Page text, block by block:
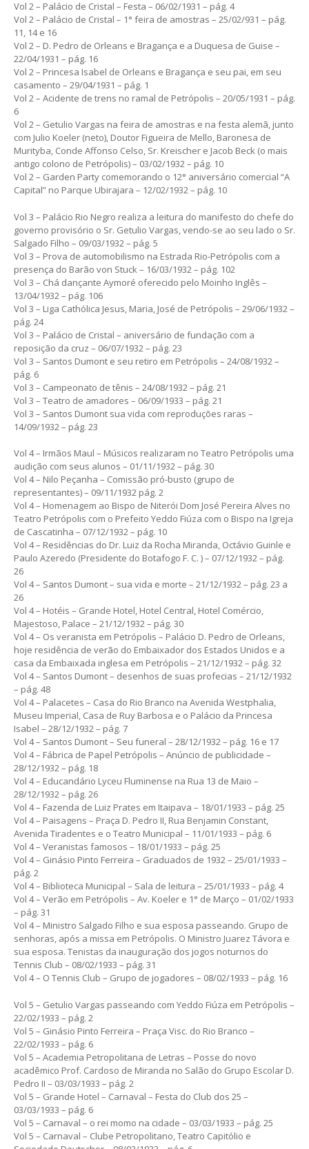
Vol 2 – Palácio de Cristal – Festa – 06/02/1931 – pág. 4
Vol 2 – Palácio de Cristal – 1° feira de amostras – 25/02/931 – pág.
11, 14 e 16
Vol 2 – D. Pedro de Orleans e Bragança e a Duquesa de Guise –
22/04/1931 – pág. 16
Vol 2 – Princesa Isabel de Orleans e Bragança e seu pai, em seu
casamento – 29/04/1931 – pág. 1
Vol 2 – Acidente de trens no ramal de Petrópolis – 20/05/1931 – pág.
6
Vol 2 – Getulio Vargas na feira de amostras e na festa alemã, junto
com Julio Koeler (neto), Doutor Figueira de Mello, Baronesa de
Murityba, Conde Affonso Celso, Sr. Kreischer e Jacob Beck (o mais
antigo colono de Petrópolis) – 03/02/1932 – pág. 10
Vol 2 – Garden Party comemorando o 12° aniversário comercial “A
Capital” no Parque Ubirajara – 12/02/1932 – pág. 10
Vol 3 – Palácio Rio Negro realiza a leitura do manifesto do chefe do
governo provisório o Sr. Getulio Vargas, vendo-se ao seu lado o Sr.
Salgado Filho – 09/03/1932 – pág. 5
Vol 3 – Prova de automobilismo na Estrada Rio-Petrópolis com a
presença do Barão von Stuck – 16/03/1932 – pág. 102
Vol 3 – Chá dançante Aymoré oferecido pelo Moinho Inglês –
13/04/1932 – pág. 106
Vol 3 – Liga Cathólica Jesus, Maria, José de Petrópolis – 29/06/1932 –
pág. 24
Vol 3 – Palácio de Cristal – aniversário de fundação com a
reposição da cruz – 06/07/1932 – pág. 23
Vol 3 – Santos Dumont e seu retiro em Petrópolis – 24/08/1932 –
pág. 6
Vol 3 – Campeonato de tênis – 24/08/1932 – pág. 21
Vol 3 – Teatro de amadores – 06/09/1933 – pág. 21
Vol 3 – Santos Dumont sua vida com reproduções raras –
14/09/1932 – pág. 23
Vol 4 – Irmãos Maul – Músicos realizaram no Teatro Petrópolis uma
audição com seus alunos – 01/11/1932 – pág. 30
Vol 4 – Nilo Peçanha – Comissão pró-busto (grupo de
representantes) – 09/11/1932 pág. 2
Vol 4 – Homenagem ao Bispo de Niterói Dom José Pereira Alves no
Teatro Petrópolis com o Prefeito Yeddo Fiúza com o Bispo na Igreja
de Cascatinha – 07/12/1932 – pág. 10
Vol 4 – Residências do Dr. Luiz da Rocha Miranda, Octávio Guinle e
Paulo Azeredo (Presidente do Botafogo F. C. ) – 07/12/1932 – pág.
26
Vol 4 – Santos Dumont – sua vida e morte – 21/12/1932 – pág. 23 a
26
Vol 4 – Hotéis – Grande Hotel, Hotel Central, Hotel Comércio,
Majestoso, Palace – 21/12/1932 – pág. 30
Vol 4 – Os veranista em Petrópolis – Palácio D. Pedro de Orleans,
hoje residência de verão do Embaixador dos Estados Unidos e a
casa da Embaixada inglesa em Petrópolis – 21/12/1932 – pág. 32
Vol 4 – Santos Dumont – desenhos de suas profecias – 21/12/1932
– pág. 48
Vol 4 – Palacetes – Casa do Rio Branco na Avenida Westphalia,
Museu Imperial, Casa de Ruy Barbosa e o Palácio da Princesa
Isabel – 28/12/1932 – pág. 7
Vol 4 – Santos Dumont – Seu funeral – 28/12/1932 – pág. 16 e 17
Vol 4 – Fábrica de Papel Petrópolis – Anúncio de publicidade –
28/12/1932 – pág. 18
Vol 4 – Educandário Lyceu Fluminense na Rua 13 de Maio –
28/12/1932 – pág. 26
Vol 4 – Fazenda de Luiz Prates em Itaipava – 18/01/1933 – pág. 25
Vol 4 – Paisagens – Praça D. Pedro II, Rua Benjamin Constant,
Avenida Tiradentes e o Teatro Municipal – 11/01/1933 – pág. 6
Vol 4 – Veranistas famosos – 18/01/1933 – pág. 25
Vol 4 – Ginásio Pinto Ferreira – Graduados de 1932 – 25/01/1933 –
pág. 2
Vol 4 – Biblioteca Municipal – Sala de leitura – 25/01/1933 – pág. 4
Vol 4 – Verão em Petrópolis – Av. Koeler e 1° de Março – 01/02/1933
– pág. 31
Vol 4 – Ministro Salgado Filho e sua esposa passeando. Grupo de
senhoras, após a missa em Petrópolis. O Ministro Juarez Távora e
sua esposa. Tenistas da inauguração dos jogos noturnos do
Tennis Club – 08/02/1933 – pág. 31
Vol 4 – O Tennis Club – Grupo de jogadores – 08/02/1933 – pág. 16
Vol 5 – Getulio Vargas passeando com Yeddo Fiúza em Petrópolis –
22/02/1933 – pág. 2
Vol 5 – Ginásio Pinto Ferreira – Praça Visc. do Rio Branco –
22/02/1933 – pág. 6
Vol 5 – Academia Petropolitana de Letras – Posse do novo
acadêmico Prof. Cardoso de Miranda no Salão do Grupo Escolar D.
Pedro II – 03/03/1933 – pág. 2
Vol 5 – Grande Hotel – Carnaval – Festa do Club dos 25 –
03/03/1933 – pág. 6
Vol 5 – Carnaval – o rei momo na cidade – 03/03/1933 – pág. 25
Vol 5 – Carnaval – Clube Petropolitano, Teatro Capitólio e